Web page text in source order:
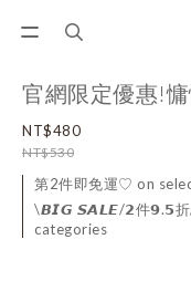
官網限定優惠!
NT$480
NT$530
第2件即免運♡ on
\𝘽𝙄𝙂 𝙎𝘼𝙇𝙀/𝟮件𝟵.𝟱折/
categories